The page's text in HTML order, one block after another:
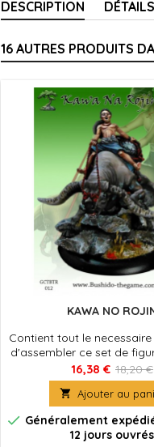
DESCRIPTION
16 AUTRES PRODUITS
KAWA NO
Contient tout le
d'assembler ce set de
le jeu Bushido, produit
leurs socles en plastique.
peindre et à
16,38 € 18,20 €
 Ajouter au
 Généralement
12 jours ouvrés